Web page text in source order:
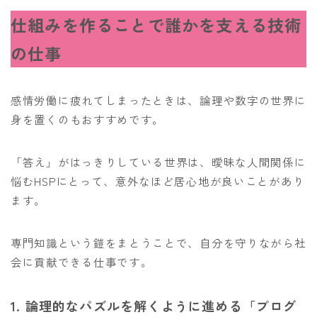
仕組みを作ることで誰かを支える技術
の仕事
感情労働に疲れてしまったときは、論理や数字の世界に
身を置くのもおすすめです。
「答え」がはっきりしている世界は、曖昧な人間関係に
悩むHSPにとって、意外なほど居心地が良いことがあり
ます。
専門知識という鎧をまとうことで、自分を守りながら社
会に貢献できる仕事です。
1. 論理的なパズルを解くように進める「プログ